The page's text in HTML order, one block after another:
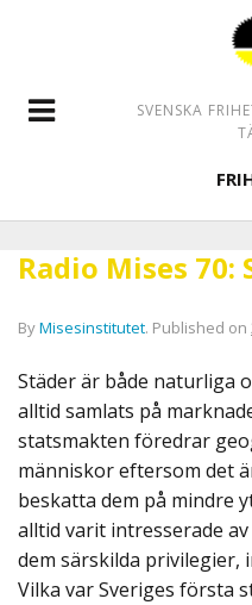
SVENSKA
Radio Mises
ByMisesinstitutet. Published on
Städer är både naturliga
alltid samlats på
statsmakten föredrar
människor eftersom det
beskatta dem på mindre
alltid varit intresserade
dem särskilda privilegier,
Vilka var Sveriges första